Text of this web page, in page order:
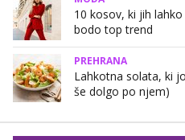
10 kosov, ki jih
bodo top trend
PREHRANA
Lahkotna solata, ki
še dolgo po njem)